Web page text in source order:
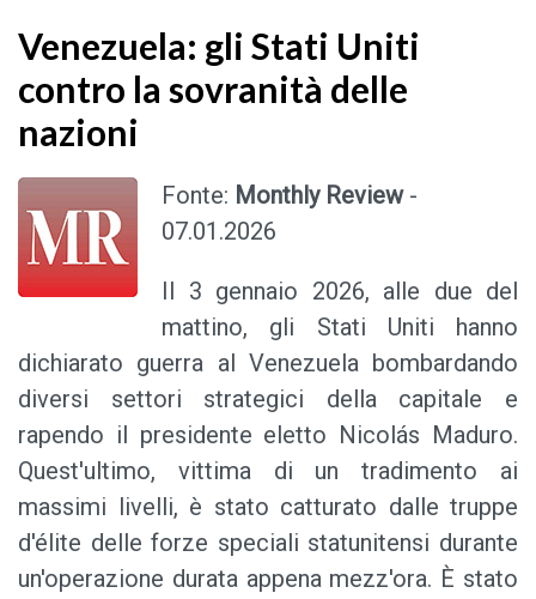
Venezuela: gli Stati Uniti
contro la sovranità delle
nazioni
Fonte: Monthly Review-
07.01.2026
Il 3 gennaio 2026, alle due del
mattino, gli Stati Uniti hanno
dichiarato guerra al Venezuela bombardando
diversi settori strategici della capitale e
rapendo il presidente eletto Nicolás Maduro.
Quest'ultimo, vittima di un tradimento ai
massimi livelli, è stato catturato dalle truppe
d'élite delle forze speciali statunitensi durante
un'operazione durata appena mezz'ora. È stato